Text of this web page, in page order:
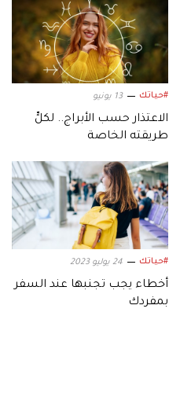
#حياتك 13 يونيو
الاعتذار حسب الأبراج.. لكلٍّ
طريقته الخاصة
#حياتك 24 يوليو 2023
أخطاء يجب تجنبها عند السفر
بمفردك